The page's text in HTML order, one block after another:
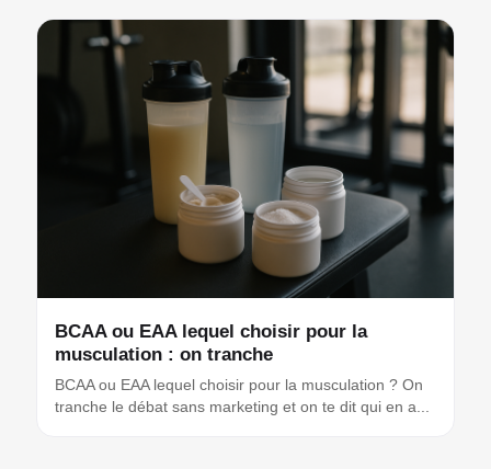
BCAA ou EAA lequel choisir pour la
musculation : on tranche
BCAA ou EAA lequel choisir pour la musculation ? On
tranche le débat sans marketing et on te dit qui en a...